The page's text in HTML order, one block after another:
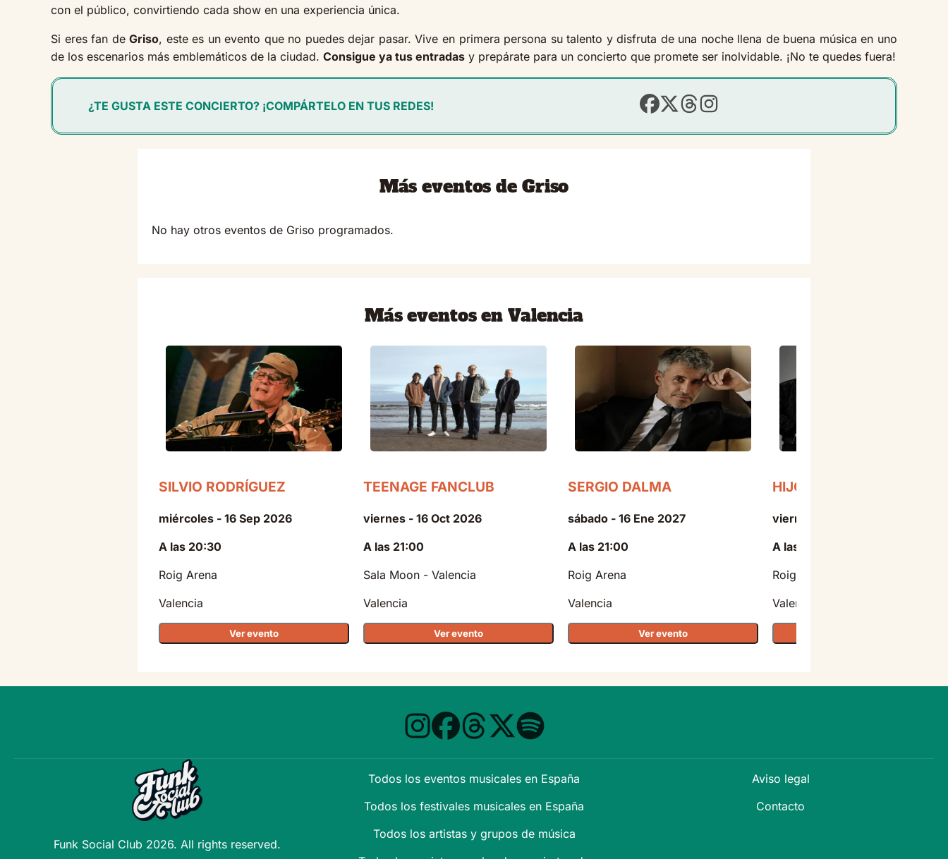
con el público, convirtiendo cada show en una experiencia única.
Si eres fan deGriso, este es un evento que no puedes dejar pasar. Vive en primera persona su talento y disfruta de una noche llena de buena música en uno
de los escenarios más emblemáticos de la ciudad. Consigue ya tus entradas y prepárate para un concierto que promete ser inolvidable. ¡No te quedes fuera!
¿TE GUSTA ESTE CONCIERTO? ¡COMPÁRTELO EN TUS REDES!
Más eventos de Griso
No hay otros eventos de Griso programados.
Más eventos en Valencia
SILVIO RODRÍGUEZ
miércoles - 16 Sep 2026
A las 20:30
Roig Arena
Valencia
Ver evento
TEENAGE FANCLUB
viernes - 16 Oct 2026
A las 21:00
Sala Moon - Valencia
Valencia
Ver evento
SERGIO DALMA
sábado - 16 Ene 2027
A las 21:00
Roig Arena
Valencia
Ver evento
HIJOS DE LA RUINA
viernes - 18 Sep 2026
A las 20:00
Roig Arena
Valencia
Funk Social Club 2026. All rights reserved.
Todos los eventos musicales en España
Todos los festivales musicales en España
Todos los artistas y grupos de música
Aviso legal
Contacto